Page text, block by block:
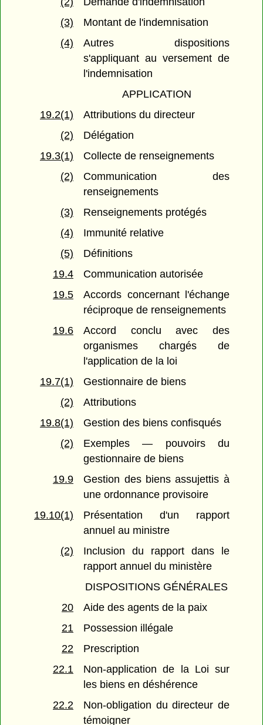
(3)
Montant de l'indemnisation
(4)
Autres dispositions
s'appliquant au versement de
l'indemnisation
APPLICATION
19.2(1)
Attributions du directeur
(2)
Délégation
19.3(1)
Collecte de renseignements
(2)
Communication des
renseignements
(3)
Renseignements protégés
(4)
Immunité relative
(5)
Définitions
19.4
Communication autorisée
19.5
Accords concernant l'échange
réciproque de renseignements
19.6
Accord conclu avec des
organismes chargés de
l'application de la loi
19.7(1)
Gestionnaire de biens
(2)
Attributions
19.8(1)
Gestion des biens confisqués
(2)
Exemples — pouvoirs du
gestionnaire de biens
19.9
Gestion des biens assujettis à
une ordonnance provisoire
19.10(1)
Présentation d'un rapport
annuel au ministre
(2)
Inclusion du rapport dans le
rapport annuel du ministère
DISPOSITIONS GÉNÉRALES
20
Aide des agents de la paix
21
Possession illégale
22
Prescription
22.1
Non-application de la Loi sur
les biens en déshérence
22.2
Non-obligation du directeur de
témoigner